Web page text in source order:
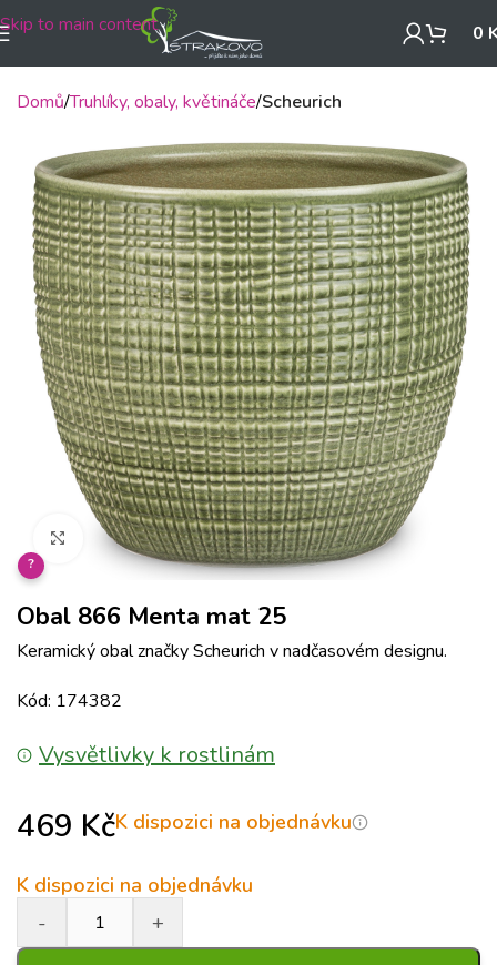
Skip to main content 0
Domů Truhlíky, obaly, květináče Scheurich
Klikněte pro zvětšení
?
Obal 866 Menta mat 25
Keramický obal značky Scheurich v nadčasovém designu.
Kód: 174382
Vysvětlivky k rostlinám
469 KčK dispozici na objednávku
K dispozici na objednávku